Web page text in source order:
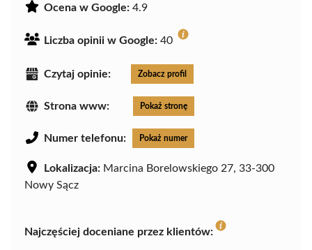
Ocena w Google: 4.9
Liczba opinii w Google: 40
Czytaj opinie: Zobacz profil
Strona www: Pokaż stronę
Numer telefonu: Pokaż numer
Lokalizacja: Marcina Borelowskiego 27, 33-300
Nowy Sącz
Najczęściej doceniane przez klientów: